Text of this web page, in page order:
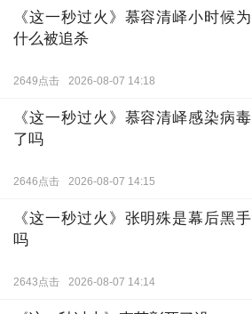
《这一秒过火》慕容清峄小时候为
什么被追杀
2649点击 2026-08-07 14:18
《这一秒过火》慕容清峄感染病毒
了吗
2646点击 2026-08-07 14:15
《这一秒过火》张明殊是幕后黑手
吗
2643点击 2026-08-07 14:14